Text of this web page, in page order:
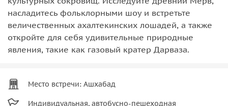
насладитесь фольклорными шоу и встретьте
величественных ахалтекинских лошадей, а также
откройте для себя удивительные природные
явления, такие как газовый кратер Дарваза.
Место встречи: Ашхабад
Индивидуальная, автобусно-пешеходная